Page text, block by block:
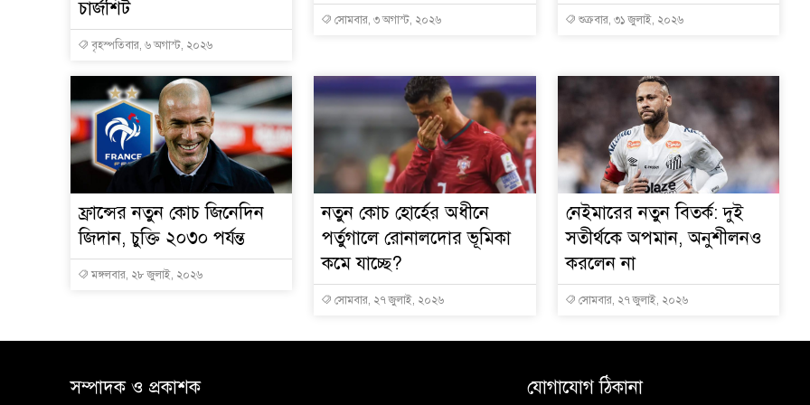
চার্জশিট
বৃহস্পতিবার, ৬ অগাস্ট, ২০২৬
সোমবার, ৩ অগাস্ট, ২০২৬ শুক্রবার, ৩১ জুলাই, ২০২৬
ফ্রান্সের নতুন কোচ জিনেদিন
জিদান, চুক্তি ২০৩০ পর্যন্ত
মঙ্গলবার, ২৮ জুলাই, ২০২৬
নতুন কোচ হোর্হের অধীনে
পর্তুগালে রোনালদোর ভূমিকা
কমে যাচ্ছে?
সোমবার, ২৭ জুলাই, ২০২৬
নেইমারের নতুন বিতর্ক: দুই
সতীর্থকে অপমান, অনুশীলনও
করলেন না
সোমবার, ২৭ জুলাই, ২০২৬
সম্পাদক ও প্রকাশক যোগাযোগ ঠিকানা